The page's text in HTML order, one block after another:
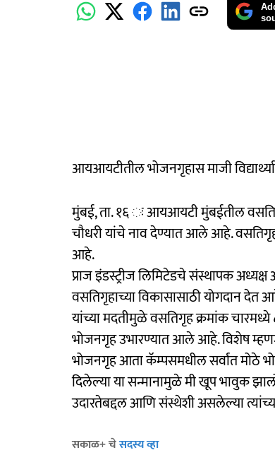
आयआयटीतील भोजनगृहास माजी
मुंबई, ता. १६ ः आयआयटी मुंबईतील
चौधरी यांचे नाव देण्यात आले आहे.
आहे.
प्राज इंडस्ट्रीज लिमिटेडचे संस्थापक
वसतिगृहाच्या विकासासाठी योगदान
यांच्या मदतीमुळे वसतिगृह क्रमांक
भोजनगृह उभारण्यात आले आहे. विशेष
भोजनगृह आता कॅम्पसमधील सर्वांत मोठे
दिलेल्या या सन्मानामुळे मी खूप भावुक
उदारतेबद्दल आणि संस्थेशी असलेल्या
सकाळ+ चेसदस्य व्हा